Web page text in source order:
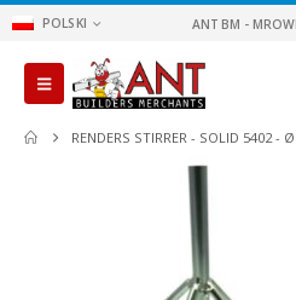
POLSKI ANT BM -
RENDERS STIRRER - SOLID 5402 -